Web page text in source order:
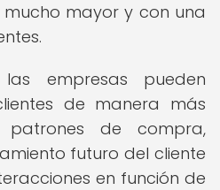
mayor y con una
empresas pueden
de manera más
patrones de compra,
futuro del cliente
en función de